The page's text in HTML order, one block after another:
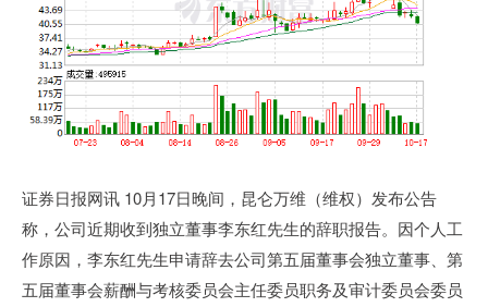
证券日报网讯 10月17日晚间，昆仑万维（维权）发布公告
称，公司近期收到独立董事李东红先生的辞职报告。因个人工
作原因，李东红先生申请辞去公司第五届董事会独立董事、第
五届董事会薪酬与考核委员会主任委员职务及审计委员会委员